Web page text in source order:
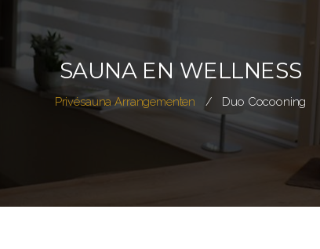
SAUNA EN WELLNESS
Privésauna Arrangementen Duo Cocooning